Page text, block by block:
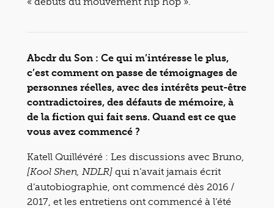
Abcdr du Son : Ce qui m’intéresse le plus,
c’est comment on passe de témoignages de
personnes réelles, avec des intérêts peut-être
contradictoires, des défauts de mémoire, à
de la fiction qui fait sens. Quand est ce que
vous avez commencé ?
Katell Quillévéré : Les discussions avec Bruno,
[Kool Shen, NDLR] qui n’avait jamais écrit
d’autobiographie, ont commencé dès 2016 /
2017, et les entretiens ont commencé à l’été